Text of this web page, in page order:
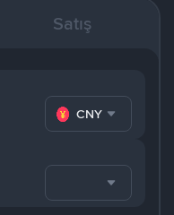
Satış
CNY